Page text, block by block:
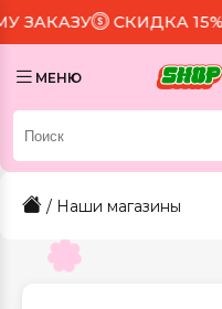
СКИДКА 15%
МЕНЮ
/ Наши магазины